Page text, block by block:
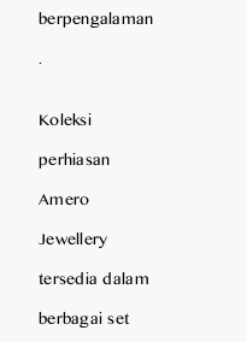
berpengalaman
.
Koleksi
perhiasan
Amero
Jewellery
tersedia dalam
berbagai set